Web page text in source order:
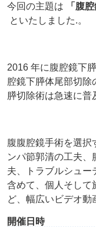
今回の主題は
「腹
といたしました.。
2016 年に腹腔鏡下
腔鏡下膵体尾部切除
膵切除術は急速に普
腹腹腔鏡手術を選択
ンパ節郭清の工夫、
夫、トラブルシュー
含めて、個人そして
ど、幅広いビデオ動
開催日時